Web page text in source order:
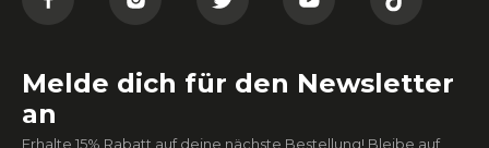
Melde dich für den Newsletter
an
Erhalte 15% Rabatt auf deine nächste Bestellung! Bleibe auf